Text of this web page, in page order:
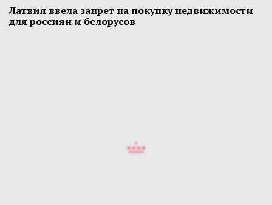
Латвия ввела запрет на покупку недвижимости
для россиян и белорусов